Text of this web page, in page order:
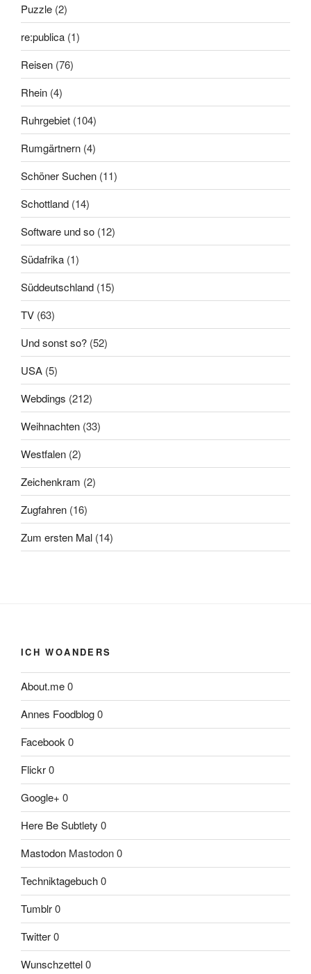
Puzzle (2)
re:publica (1)
Reisen (76)
Rhein (4)
Ruhrgebiet (104)
Rumgärtnern (4)
Schöner Suchen (11)
Schottland (14)
Software und so (12)
Südafrika (1)
Süddeutschland (15)
TV (63)
Und sonst so? (52)
USA (5)
Webdings (212)
Weihnachten (33)
Westfalen (2)
Zeichenkram (2)
Zugfahren (16)
Zum ersten Mal (14)
ICH WOANDERS
About.me0
Annes Foodblog0
Facebook0
Flickr0
Google+ 0
Here Be Subtlety 0
Mastodon Mastodon 0
Techniktagebuch0
Tumblr0
Twitter0
Wunschzettel0